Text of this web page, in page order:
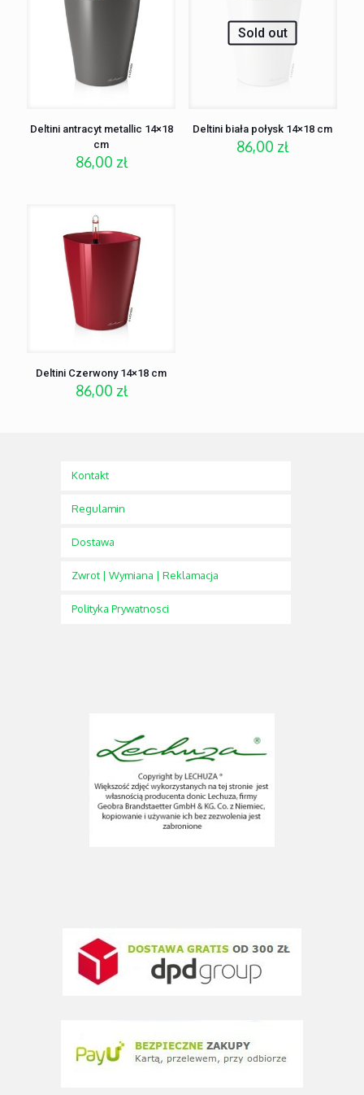
Deltini antracyt metallic 14×18
cm
86,00 zł
Sold out
Deltini biała połysk 14×18 cm
86,00 zł
Deltini Czerwony 14×18 cm
86,00 zł
Kontakt
Regulamin
Dostawa
Zwrot | Wymiana | Reklamacja
Polityka Prywatnosci